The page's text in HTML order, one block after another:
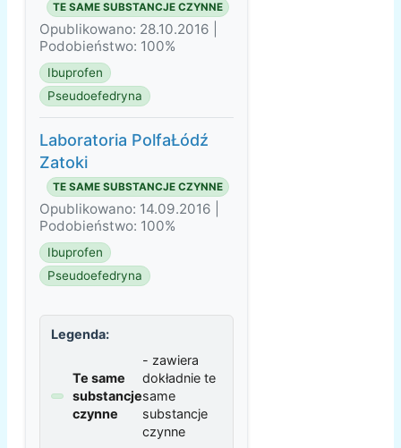
TE SAME SUBSTANCJE CZYNNE
Opublikowano: 28.10.2016 |
Podobieństwo: 100%
Ibuprofen
Pseudoefedryna
Laboratoria PolfaŁódź
Zatoki
TE SAME SUBSTANCJE CZYNNE
Opublikowano: 14.09.2016 |
Podobieństwo: 100%
Ibuprofen
Pseudoefedryna
Legenda:
Te same
substancje
czynne
- zawiera
dokładnie te
same
substancje
czynne